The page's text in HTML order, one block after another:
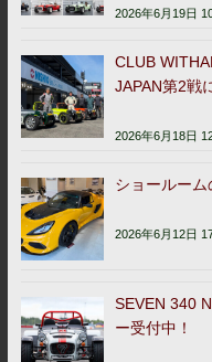
2026年6月19日
CLUB
JAPAN第2戦
2026年6月18日
ショールー
2026年6月12日
SEVEN 340
ー受付中！